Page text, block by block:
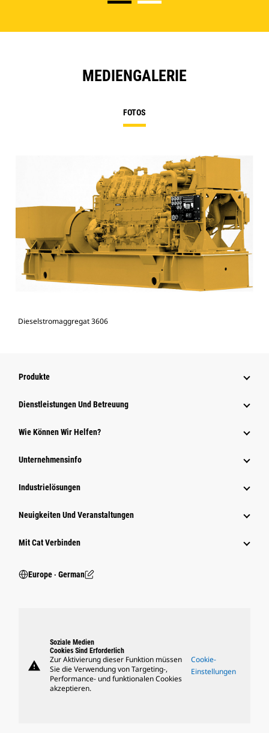
MEDIENGALERIE
FOTOS
Dieselstromaggregat 3606
Produkte
Dienstleistungen Und Betreuung
Wie Können Wir Helfen?
Unternehmensinfo
Industrielösungen
Neuigkeiten Und Veranstaltungen
Mit Cat Verbinden
Europe ‧ German
warning
Soziale Medien
Cookies Sind Erforderlich
Zur Aktivierung dieser Funktion müssen
Sie die Verwendung von Targeting-,
Performance- und funktionalen Cookies
akzeptieren.
Cookie-
Einstellungen